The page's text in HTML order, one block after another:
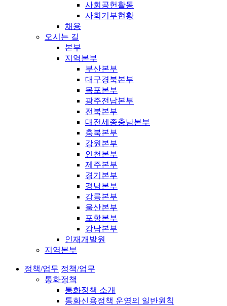
사회공헌활동
사회기부현황
채용
오시는 길
본부
지역본부
부산본부
대구경북본부
목포본부
광주전남본부
전북본부
대전세종충남본부
충북본부
강원본부
인천본부
제주본부
경기본부
경남본부
강릉본부
울산본부
포항본부
강남본부
인재개발원
지역본부
정책/업무 정책/업무
통화정책
통화정책 소개
통화신용정책 운영의 일반원칙